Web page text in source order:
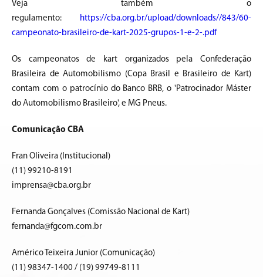
Veja também o
regulamento:
https://cba.org.br/upload/downloads//843/60-
campeonato-brasileiro-de-kart-2025-grupos-1-e-2-.pdf
Os campeonatos de kart organizados pela Confederação
Brasileira de Automobilismo (Copa Brasil e Brasileiro de Kart)
contam com o patrocínio do Banco BRB, o 'Patrocinador Máster
do Automobilismo Brasileiro', e MG Pneus.
Comunicação CBA
Fran Oliveira (Institucional)
(11) 99210-8191
imprensa@cba.org.br
Fernanda Gonçalves (Comissão Nacional de Kart)
fernanda@fgcom.com.br
Américo Teixeira Junior (Comunicação)
(11) 98347-1400 / (19) 99749-8111